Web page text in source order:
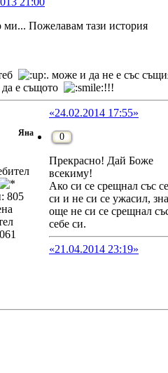
ми... Пожелавам тази история
. може и да не е със
е същото
!!!
Яна
805
«24.02.2014 17:55»
0
Прекрасно! Дай Боже
всекиму!
Ако си се срещнал със
си и не си се ужасил,
още не си се срещнал
себе си.
«21.04.2014 23:19»